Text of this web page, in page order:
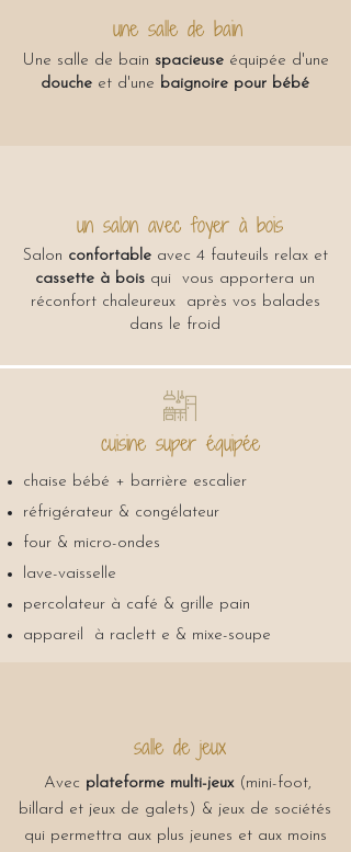
une salle de bain
Une salle de bain spacieuseéquipée d'une
douche et d'une baignoire pour bébé
un salon avec foyer à bois
Salon confortableavec 4 fauteuils relax et
cassette à bois qui vous apportera un
réconfort chaleureux après vos balades
dans le froid
cuisine super équipée
chaise bébé + barrière escalier
réfrigérateur & congélateur
four & micro-ondes
lave-vaisselle
percolateur à café & grille pain
appareil à raclett e & mixe-soupe
salle de jeux
Avec plateforme multi-jeux(mini-foot,
billard et jeux de galets) & jeux de sociétés
qui permettra aux plus jeunes et aux moins